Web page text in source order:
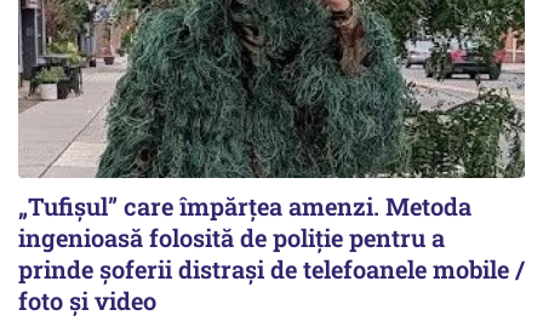
„Tufișul” care împărțea amenzi. Metoda
ingenioasă folosită de poliție pentru a
prinde șoferii distrași de telefoanele mobile /
foto și video